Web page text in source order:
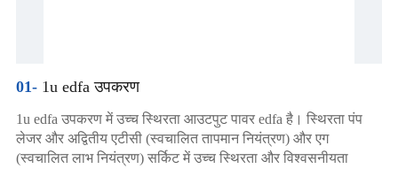
01-1u edfa उपकरण
1u edfa उपकरण में उच्च स्थिरता आउटपुट पावर edfa है। स्थिरता पंप
लेजर और अद्वितीय एटीसी (स्वचालित तापमान नियंत्रण) और एग
(स्वचालित लाभ नियंत्रण) सर्किट में उच्च स्थिरता और विश्वसनीयता